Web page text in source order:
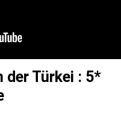
der Türkei : 5*